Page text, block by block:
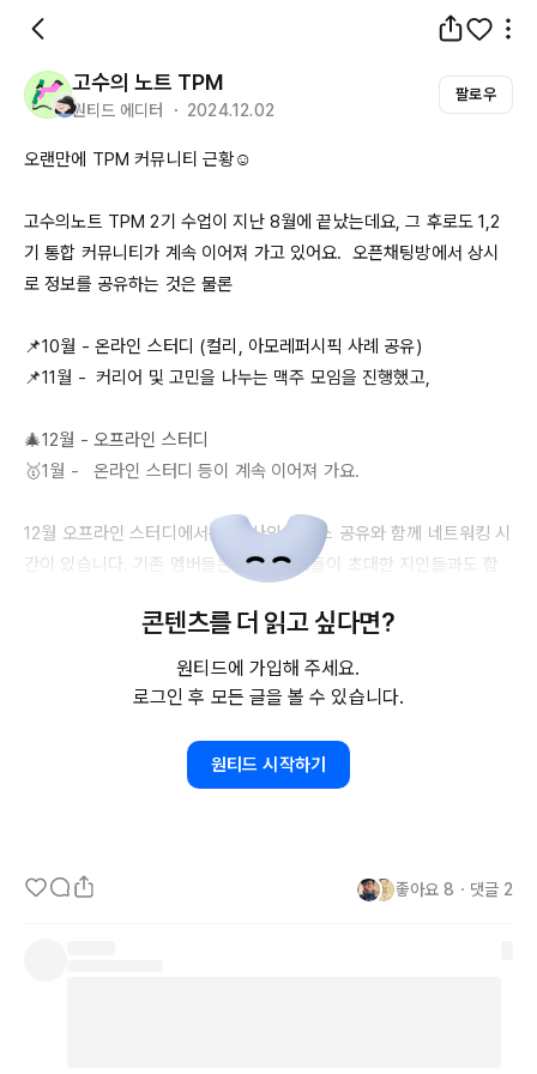
고수의 노트 TPM
원티드 에디터 ・ 2024.12.02
팔로우
오랜만에 TPM 커뮤니티 근황☺️
고수의노트 TPM 2기 수업이 지난 8월에 끝났는데요, 그 후로도 1,2
기 통합 커뮤니티가 계속 이어져 가고 있어요.  오픈채팅방에서 상시
로 정보를 공유하는 것은 물론
📌10월 - 온라인 스터디 (컬리, 아모레퍼시픽 사례 공유)
📌11월 -  커리어 및 고민을 나누는 맥주 모임을 진행했고,
🎄12월 - 오프라인 스터디
🥇1월 -   온라인 스터디 등이 계속 이어져 가요.
12월 오프라인 스터디에서는 각 사의 케이스 공유와 함께 네트워킹 시
간이 있습니다. 기존 멤버들은 물론, 멤버들이 초대한 지인들과도 함
고수의노트 수업을 함께 수강했다는 공통점으로 시작하여
것을 즐기는 분들이 함께 합니다.
콘텐츠를 더 읽고 싶다면?
원티드에 가입해 주세요.
로그인 후 모든 글을 볼 수 있습니다.
원티드 시작하기
좋아요 8 ・ 댓글 2